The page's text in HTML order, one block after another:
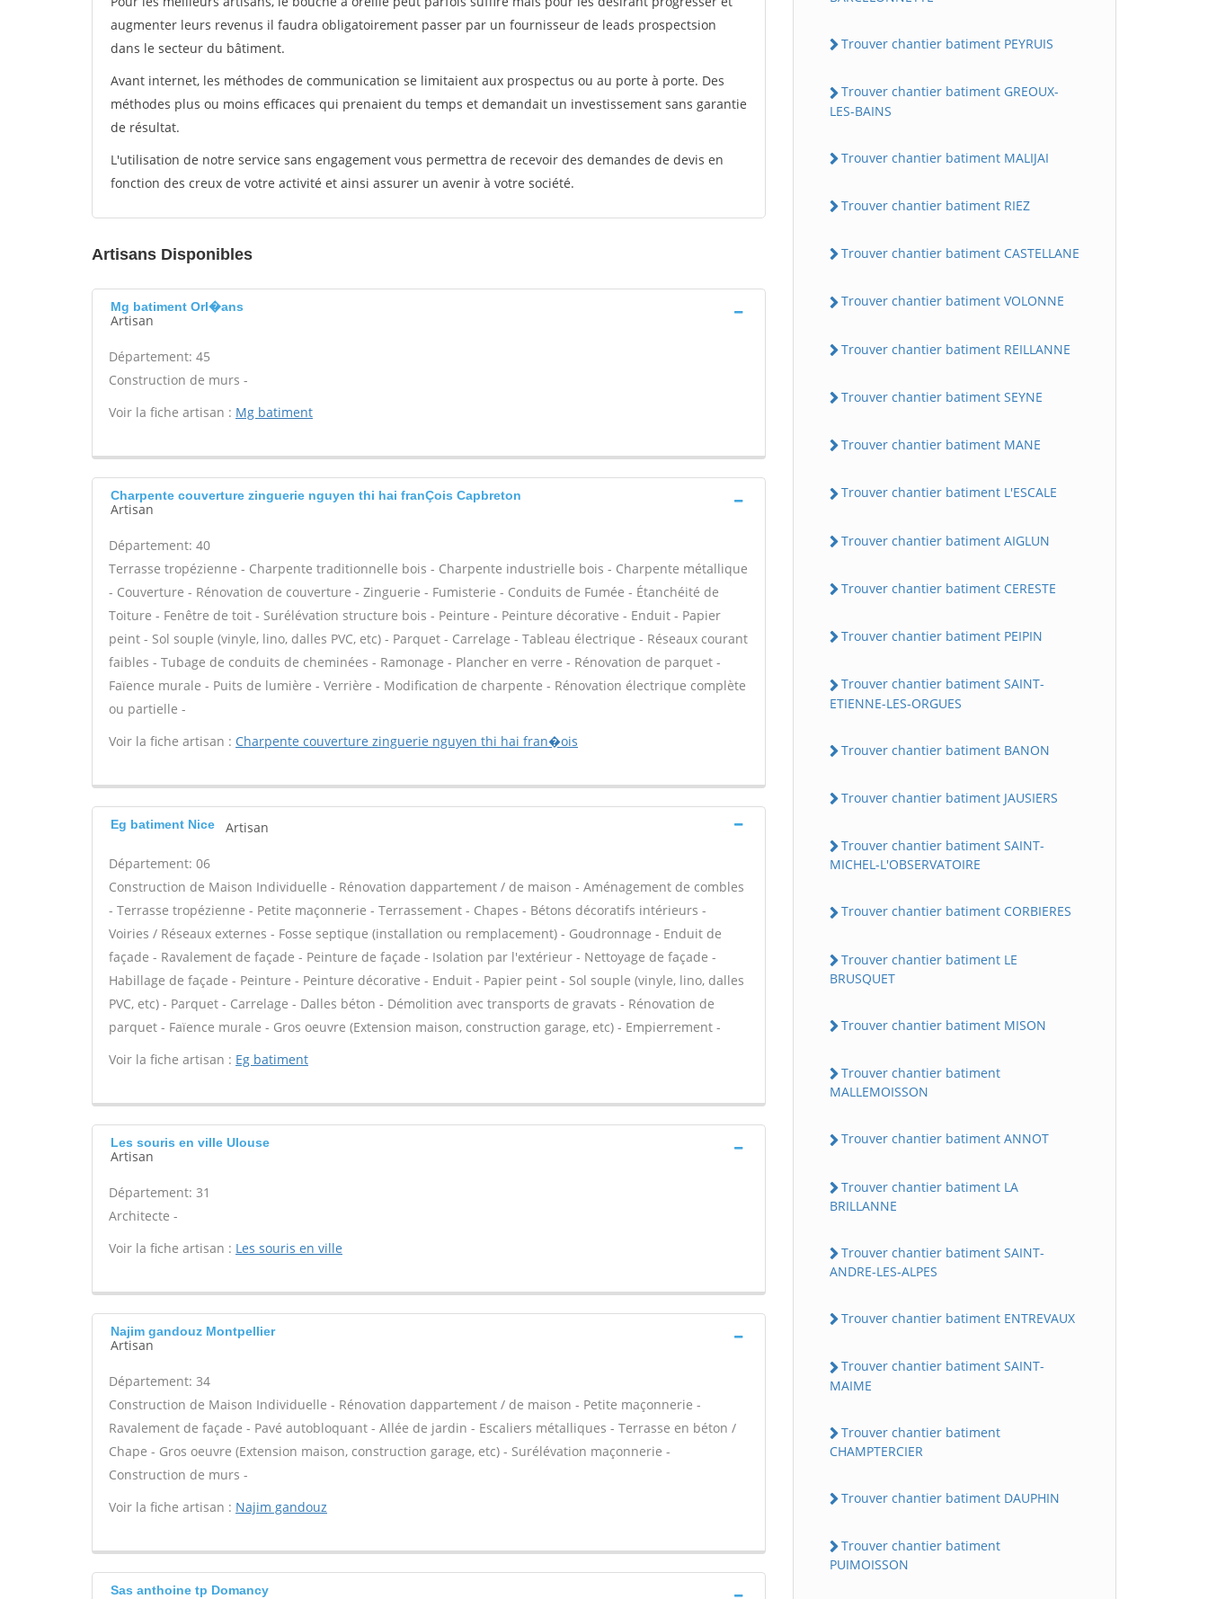
augmenter leurs revenus il faudra obligatoirement passer par un fournisseur de leads prospectsion
dans le secteur du bâtiment.
Avant internet, les méthodes de communication se limitaient aux prospectus ou au porte à porte. Des
méthodes plus ou moins efficaces qui prenaient du temps et demandait un investissement sans garantie
de résultat.
L'utilisation de notre service sans engagement vous permettra de recevoir des demandes de devis en
fonction des creux de votre activité et ainsi assurer un avenir à votre société.
Artisans Disponibles
Mg batiment Orl�ans
Artisan
Département: 45
Construction de murs -
Voir la fiche artisan : Mg batiment
Charpente couverture zinguerie nguyen thi hai franÇois Capbreton
Artisan
Département: 40
Terrasse tropézienne - Charpente traditionnelle bois - Charpente industrielle bois - Charpente métallique
- Couverture - Rénovation de couverture - Zinguerie - Fumisterie - Conduits de Fumée - Étanchéité de
Toiture - Fenêtre de toit - Surélévation structure bois - Peinture - Peinture décorative - Enduit - Papier
peint - Sol souple (vinyle, lino, dalles PVC, etc) - Parquet - Carrelage - Tableau électrique - Réseaux courant
faibles - Tubage de conduits de cheminées - Ramonage - Plancher en verre - Rénovation de parquet -
Faïence murale - Puits de lumière - Verrière - Modification de charpente - Rénovation électrique complète
ou partielle -
Voir la fiche artisan : Charpente couverture zinguerie nguyen thi hai fran�ois
Eg batiment Nice Artisan
Département: 06
Construction de Maison Individuelle - Rénovation dappartement / de maison - Aménagement de combles
- Terrasse tropézienne - Petite maçonnerie - Terrassement - Chapes - Bétons décoratifs intérieurs -
Voiries / Réseaux externes - Fosse septique (installation ou remplacement) - Goudronnage - Enduit de
façade - Ravalement de façade - Peinture de façade - Isolation par l'extérieur - Nettoyage de façade -
Habillage de façade - Peinture - Peinture décorative - Enduit - Papier peint - Sol souple (vinyle, lino, dalles
PVC, etc) - Parquet - Carrelage - Dalles béton - Démolition avec transports de gravats - Rénovation de
parquet - Faïence murale - Gros oeuvre (Extension maison, construction garage, etc) - Empierrement -
Voir la fiche artisan : Eg batiment
Les souris en ville Ulouse
Artisan
Département: 31
Architecte -
Voir la fiche artisan : Les souris en ville
Najim gandouz Montpellier
Artisan
Département: 34
Construction de Maison Individuelle - Rénovation dappartement / de maison - Petite maçonnerie -
Ravalement de façade - Pavé autobloquant - Allée de jardin - Escaliers métalliques - Terrasse en béton /
Chape - Gros oeuvre (Extension maison, construction garage, etc) - Surélévation maçonnerie -
Construction de murs -
Voir la fiche artisan : Najim gandouz
Sas anthoine tp Domancy
Trouver chantier batiment PEYRUIS
Trouver chantier batiment GREOUX-
LES-BAINS
Trouver chantier batiment MALIJAI
Trouver chantier batiment RIEZ
Trouver chantier batiment CASTELLANE
Trouver chantier batiment VOLONNE
Trouver chantier batiment REILLANNE
Trouver chantier batiment SEYNE
Trouver chantier batiment MANE
Trouver chantier batiment L'ESCALE
Trouver chantier batiment AIGLUN
Trouver chantier batiment CERESTE
Trouver chantier batiment PEIPIN
Trouver chantier batiment SAINT-
ETIENNE-LES-ORGUES
Trouver chantier batiment BANON
Trouver chantier batiment JAUSIERS
Trouver chantier batiment SAINT-
MICHEL-L'OBSERVATOIRE
Trouver chantier batiment CORBIERES
Trouver chantier batiment LE
BRUSQUET
Trouver chantier batiment MISON
Trouver chantier batiment
MALLEMOISSON
Trouver chantier batiment ANNOT
Trouver chantier batiment LA
BRILLANNE
Trouver chantier batiment SAINT-
ANDRE-LES-ALPES
Trouver chantier batiment ENTREVAUX
Trouver chantier batiment SAINT-
MAIME
Trouver chantier batiment
CHAMPTERCIER
Trouver chantier batiment DAUPHIN
Trouver chantier batiment
PUIMOISSON